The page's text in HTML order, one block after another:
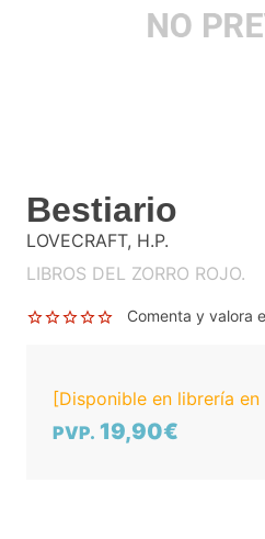
Bestiario
LOVECRAFT, H.P.
LIBROS DEL ZORRO ROJO.
Comenta y valora
[Disponible en librería en
PVP. 19,90€